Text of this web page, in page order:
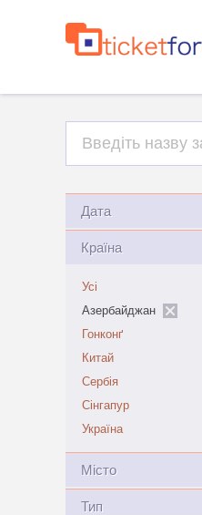
Дата
Країна
Усі
Азербайджан
Гонконґ
Китай
Сербія
Сінгапур
Україна
Місто
Тип